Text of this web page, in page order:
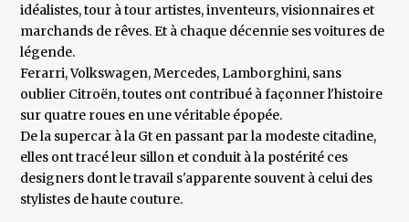
idéalistes, tour à tour artistes, inventeurs, visionnaires et
marchands de rêves. Et à chaque décennie ses voitures de
légende.
Ferarri, Volkswagen, Mercedes, Lamborghini, sans
oublier Citroën, toutes ont contribué à façonner l'histoire
sur quatre roues en une véritable épopée.
De la supercar à la Gt en passant par la modeste citadine,
elles ont tracé leur sillon et conduit à la postérité ces
designers dont le travail s'apparente souvent à celui des
stylistes de haute couture.